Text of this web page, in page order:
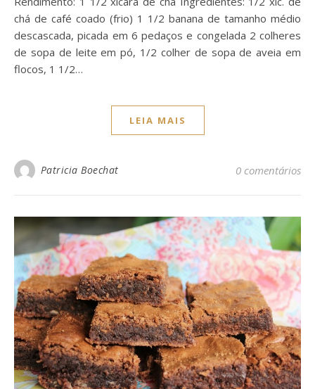
chá de café coado (frio) 1 1/2 banana de tamanho médio
descascada, picada em 6 pedaços e congelada 2 colheres
de sopa de leite em pó, 1/2 colher de sopa de aveia em
flocos, 1 1/2…
LEIA MAIS
Patricia Boechat 0 comentários